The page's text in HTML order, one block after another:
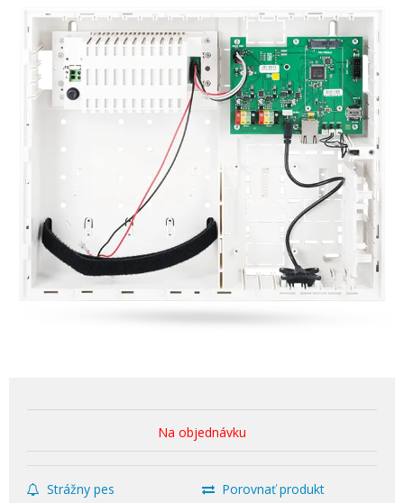
Na objednávku
Strážny pes
Porovnať produkt